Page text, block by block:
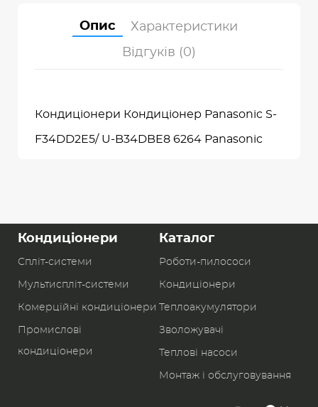
Опис
Характеристики
Відгуків (0)
Кондиціонери Кондиціонер Panasonic S-
F34DD2E5/ U-B34DBE8 6264 Panasonic
Кондиціонери
Спліт-системи
Мультиспліт-системи
Комерційні кондиціонери
Промислові
кондиціонери
Каталог
Роботи-пилоcоси
Кондиціонери
Теплоакумулятори
Зволожувачі
Теплові насоси
Монтаж і обслуговування